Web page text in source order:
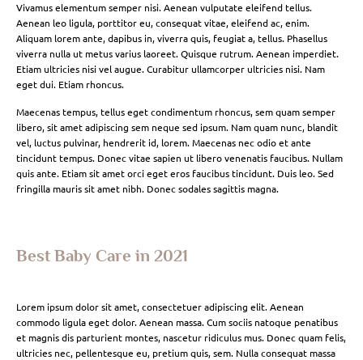
Vivamus elementum semper nisi. Aenean vulputate eleifend tellus.
Aenean leo ligula, porttitor eu, consequat vitae, eleifend ac, enim.
Aliquam lorem ante, dapibus in, viverra quis, feugiat a, tellus. Phasellus
viverra nulla ut metus varius laoreet. Quisque rutrum. Aenean imperdiet.
Etiam ultricies nisi vel augue. Curabitur ullamcorper ultricies nisi. Nam
eget dui. Etiam rhoncus.
Maecenas tempus, tellus eget condimentum rhoncus, sem quam semper
libero, sit amet adipiscing sem neque sed ipsum. Nam quam nunc, blandit
vel, luctus pulvinar, hendrerit id, lorem. Maecenas nec odio et ante
tincidunt tempus. Donec vitae sapien ut libero venenatis faucibus. Nullam
quis ante. Etiam sit amet orci eget eros faucibus tincidunt. Duis leo. Sed
fringilla mauris sit amet nibh. Donec sodales sagittis magna.
Best Baby Care in 2021
Lorem ipsum dolor sit amet, consectetuer adipiscing elit. Aenean
commodo ligula eget dolor. Aenean massa. Cum sociis natoque penatibus
et magnis dis parturient montes, nascetur ridiculus mus. Donec quam felis,
ultricies nec, pellentesque eu, pretium quis, sem. Nulla consequat massa